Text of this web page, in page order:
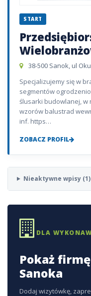
START
38-500 Sanok, ul
Specjalizujemy się w
segmentów
ślusarki budowlanej,
wzorów balustrad
inf. https…
ZOBACZ PROFIL
Nieaktywne wpisy (1)
DLA
Pokaż
Sanoka
Dodaj wizytówkę,